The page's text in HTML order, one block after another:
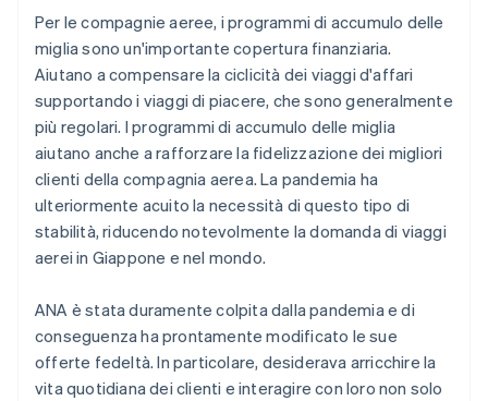
Per le compagnie aeree, i programmi di accumulo delle
miglia sono un'importante copertura finanziaria.
Aiutano a compensare la ciclicità dei viaggi d'affari
supportando i viaggi di piacere, che sono generalmente
più regolari. I programmi di accumulo delle miglia
aiutano anche a rafforzare la fidelizzazione dei migliori
clienti della compagnia aerea. La pandemia ha
ulteriormente acuito la necessità di questo tipo di
stabilità, riducendo notevolmente la domanda di viaggi
aerei in Giappone e nel mondo.
ANA è stata duramente colpita dalla pandemia e di
conseguenza ha prontamente modificato le sue
offerte fedeltà. In particolare, desiderava arricchire la
vita quotidiana dei clienti e interagire con loro non solo